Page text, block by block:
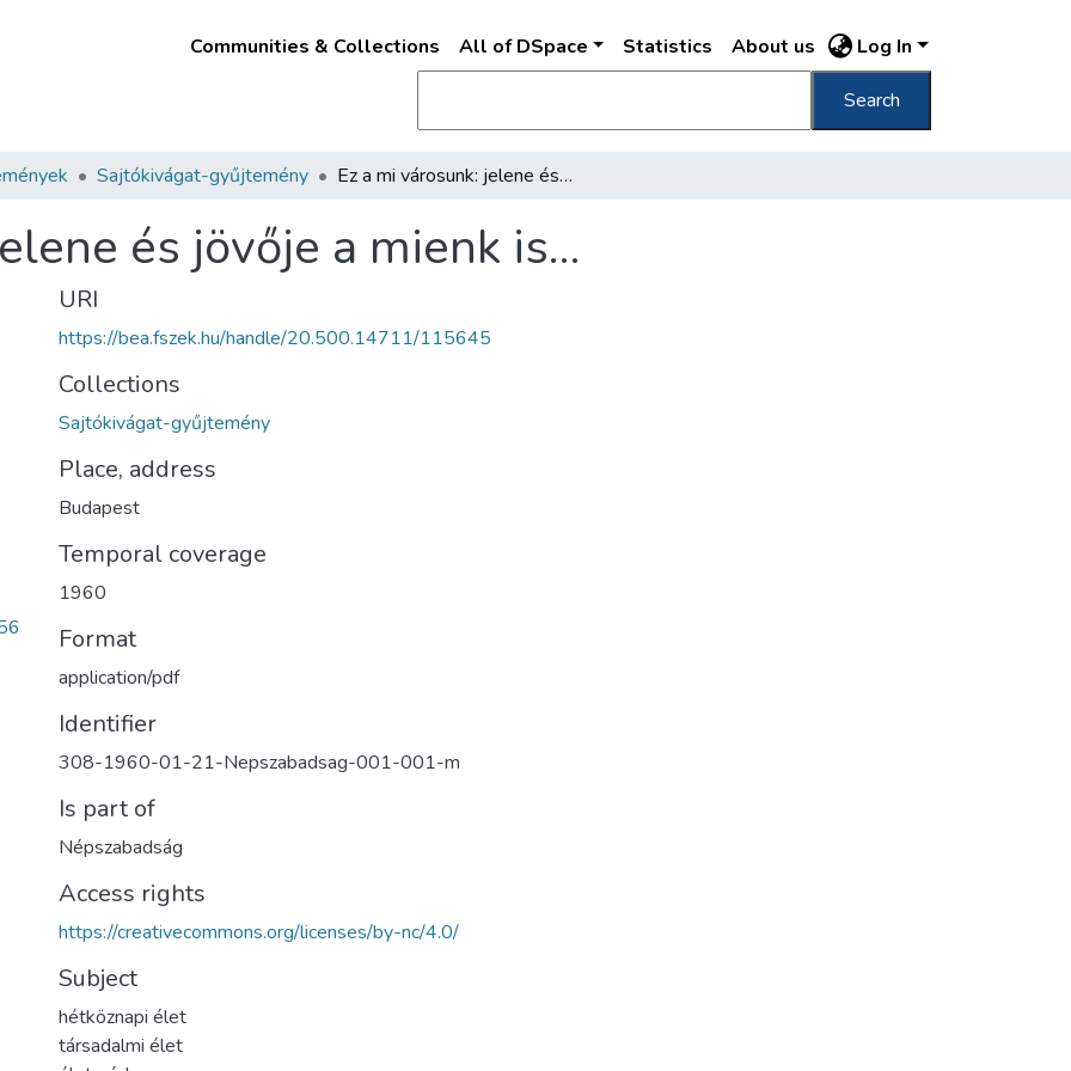
Communities & Collections All of DSpace Statistics About us Log In
Search
Sajtókivágat-gyűjtemény Ez a mi városunk: jelene és jövője a mienk is…
és jövője a mienk is…
URI
https://bea.fszek.hu/handle/20.500.14711/115645
Collections
Sajtókivágat-gyűjtemény
Place, address
Budapest
Temporal coverage
1960
Format
application/pdf
Identifier
308-1960-01-21-Nepszabadsag-001-001-m
Is part of
Népszabadság
Access rights
https://creativecommons.org/licenses/by-nc/4.0/
Subject
hétköznapi élet
társadalmi élet